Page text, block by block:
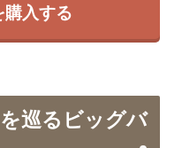
購入する
巡るビッグバ
ホーム
限定クーポン